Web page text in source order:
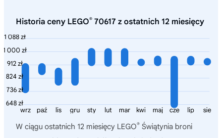
Historia ceny LEGO® 70617 z ostatnich 12 miesięcy
1 088 zł
1 000 zł
912 zł
824 zł
736 zł
648 zł
sie
lip
cze
maj
kwi
mar
lut
sty
gru
lis
paź
wrz
W ciągu ostatnich 12 miesięcy LEGO® Świątynia broni